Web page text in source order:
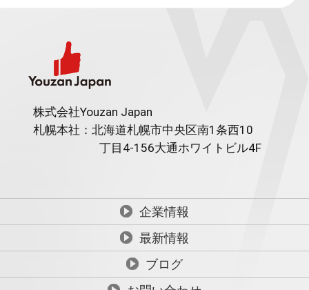
株式会社Youzan Japan
札幌本社：北海道札幌市中央区南1条西10
丁目4-156大通ホワイトビル4F
企業情報
最新情報
ブログ